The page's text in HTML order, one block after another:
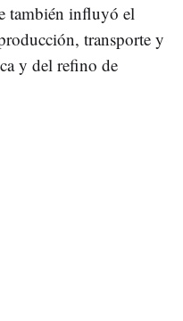
también influyó el
transporte y
y del refino de